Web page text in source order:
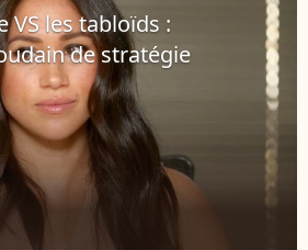
VS les tabloïds :
de stratégie